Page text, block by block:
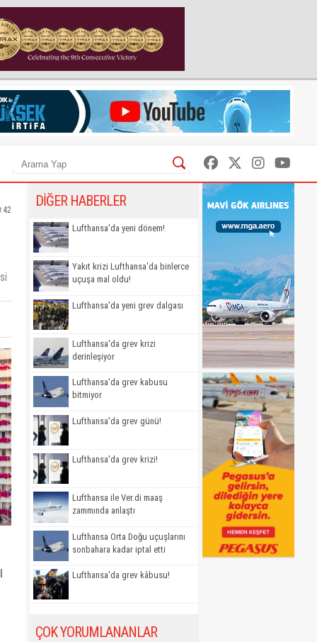
DİĞER HABERLER
Lufthansa'da yeni dönem!
Yakıt krizi Lufthansa'da binlerce
uçuşa mal oldu!
Lufthansa'da yeni grev dalgası
Lufthansa'da grev krizi
derinleşiyor
Lufthansa'da grev kabusu
bitmiyor
Lufthansa'da grev günü!
Lufthansa'da grev krizi!
Lufthansa ile Ver.di maaş
zammında anlaştı
Lufthansa Orta Doğu uçuşlarını
sonbahara kadar iptal etti
Lufthansa'da grev kâbusu!
ÇOK YORUMLANANLAR